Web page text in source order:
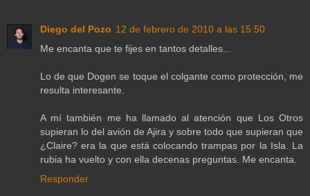
Diego del Pozo 12 de febrero de 2010 a las 15:50
Me encanta que te fijes en tantos detalles...
Lo de que Dogen se toque el colgante como protección, me
resulta interesante.
A mí también me ha llamado al atención que Los Otros
supieran lo del avión de Ajira y sobre todo que supieran que
¿Claire? era la que está colocando trampas por la Isla. La
rubia ha vuelto y con ella decenas preguntas. Me encanta.
Responder